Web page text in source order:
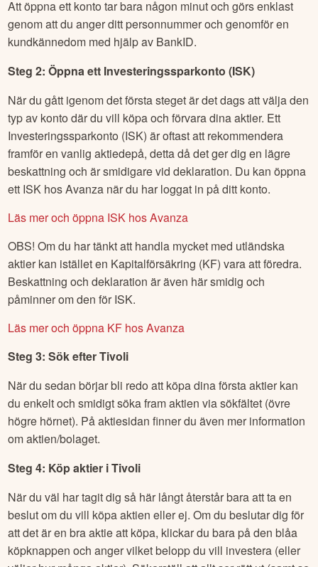
Att öppna ett konto tar bara någon minut och görs enklast
genom att du anger ditt personnummer och genomför en
kundkännedom med hjälp av BankID.
Steg 2: Öppna ett Investeringssparkonto (ISK)
När du gått igenom det första steget är det dags att välja den
typ av konto där du vill köpa och förvara dina aktier. Ett
Investeringssparkonto (ISK) är oftast att rekommendera
framför en vanlig aktiedepå, detta då det ger dig en lägre
beskattning och är smidigare vid deklaration. Du kan öppna
ett ISK hos Avanza när du har loggat in på ditt konto.
Läs mer och öppna ISK hos Avanza
OBS! Om du har tänkt att handla mycket med utländska
aktier kan istället en Kapitalförsäkring (KF) vara att föredra.
Beskattning och deklaration är även här smidig och
påminner om den för ISK.
Läs mer och öppna KF hos Avanza
Steg 3: Sök efterTivoli
När du sedan börjar bli redo att köpa dina första aktier kan
du enkelt och smidigt söka fram aktien via sökfältet (övre
högre hörnet). På aktiesidan finner du även mer information
om aktien/bolaget.
Steg 4: Köp aktier iTivoli
När du väl har tagit dig så här långt återstår bara att ta en
beslut om du vill köpa aktien eller ej. Om du beslutar dig för
att det är en bra aktie att köpa, klickar du bara på den blåa
köpknappen och anger vilket belopp du vill investera (eller